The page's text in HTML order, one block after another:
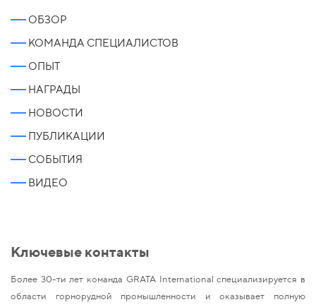
ОБЗОР
КОМАНДА СПЕЦИАЛИСТОВ
ОПЫТ
НАГРАДЫ
НОВОСТИ
ПУБЛИКАЦИИ
СОБЫТИЯ
ВИДЕО
Ключевые контакты
Более 30-ти лет команда GRATA International специализируется в
области горнорудной промышленности и оказывает полную